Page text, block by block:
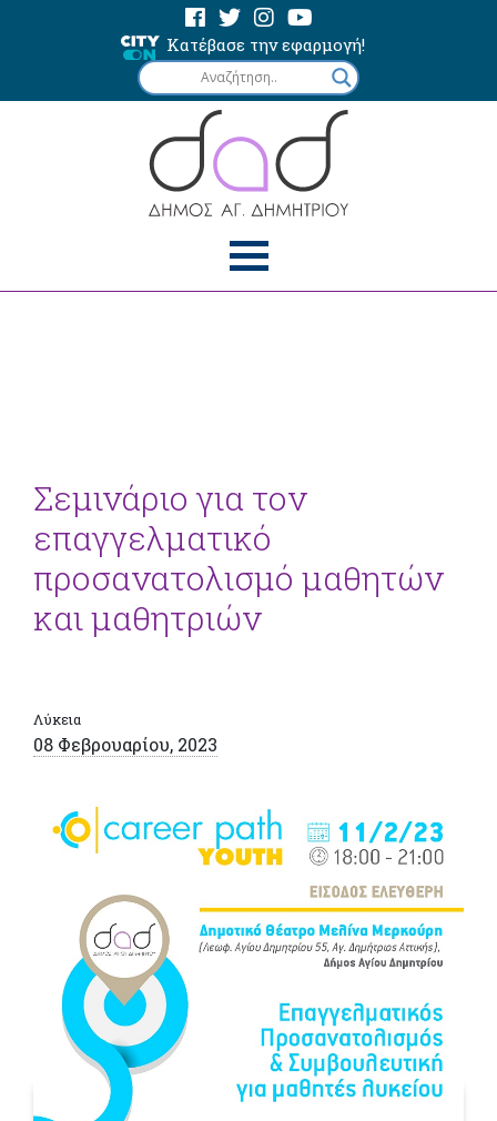
Κατέβασε την εφαρμογή!
Σεμινάριο για τον
επαγγελματικό
προσανατολισμό μαθητών
και μαθητριών
Λύκεια
08 Φεβρουαρίου, 2023